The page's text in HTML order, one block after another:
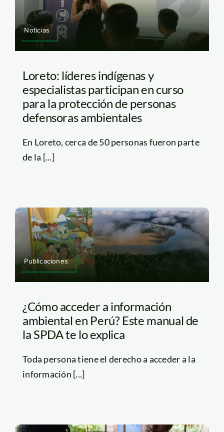
Noticias
Loreto: líderes indígenas y
especialistas participan en curso
para la protección de personas
defensoras ambientales
En Loreto, cerca de 50 personas fueron parte
de la [...]
Publicaciones
¿Cómo acceder a información
ambiental en Perú? Este manual de
la SPDA te lo explica
Toda persona tiene el derecho a acceder a la
información [...]